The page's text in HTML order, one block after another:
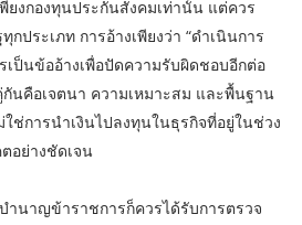
ยงกองทุนประกันสังคมเท่านั้น แต่ควร
ประเภท การอ้างเพียงว่า “ดำเนินการ
เป็นข้ออ้างเพื่อปัดความรับผิดชอบอีกต่อ
นคือเจตนา ความเหมาะสม และพื้นฐาน
ช่การนำเงินไปลงทุนในธุรกิจที่อยู่ในช่วง
อย่างชัดเจน
ำนาญข้าราชการก็ควรได้รับการตรวจ